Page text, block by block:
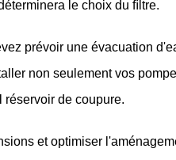
le choix du ﬁltre.
prévoir une évacuation
non seulement vos
de coupure.
et optimiser